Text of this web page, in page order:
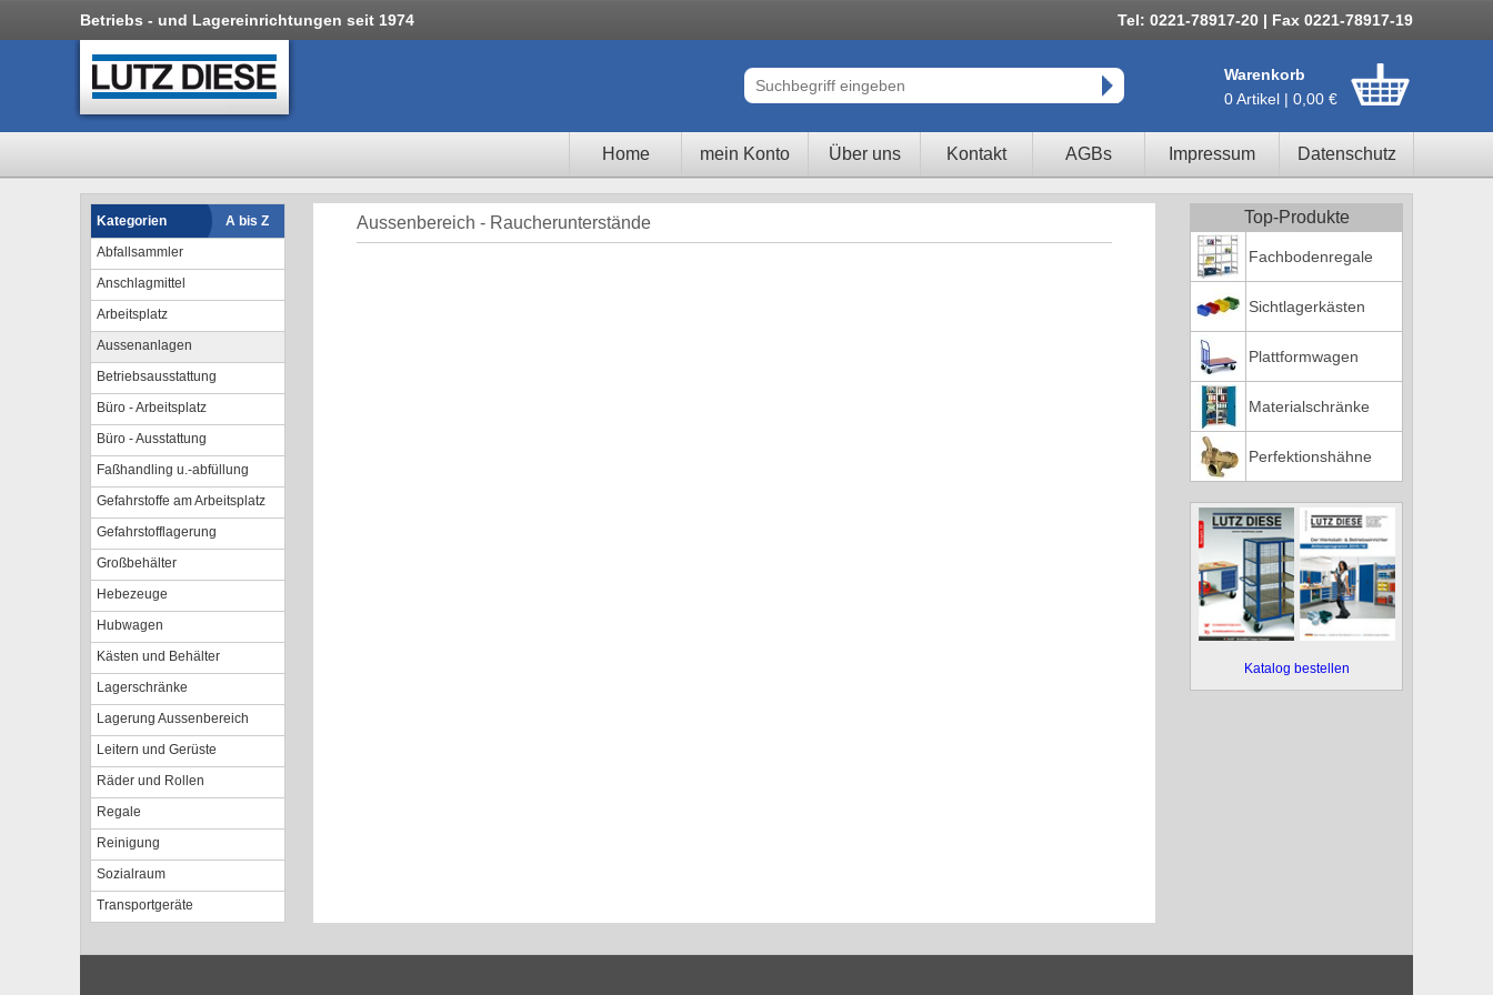
Betriebs - und Lagereinrichtungen seit 1974 Tel: 0221-78917-20 | Fax 0221-78917-19
Warenkorb
0 Artikel | 0,00 €
Home mein Konto Über uns Kontakt AGBs Impressum Datenschutz
Kategorien
A bis Z
Abfallsammler
Anschlagmittel
Arbeitsplatz
Aussenanlagen
Betriebsausstattung
Büro - Arbeitsplatz
Büro - Ausstattung
Faßhandling u.-abfüllung
Gefahrstoffe am Arbeitsplatz
Gefahrstofflagerung
Großbehälter
Hebezeuge
Hubwagen
Kästen und Behälter
Lagerschränke
Lagerung Aussenbereich
Leitern und Gerüste
Räder und Rollen
Regale
Reinigung
Sozialraum
Transportgeräte
Aussenbereich - Raucherunterstände Top-Produkte
Fachbodenregale
Sichtlagerkästen
Plattformwagen
Materialschränke
Perfektionshähne
Katalog bestellen